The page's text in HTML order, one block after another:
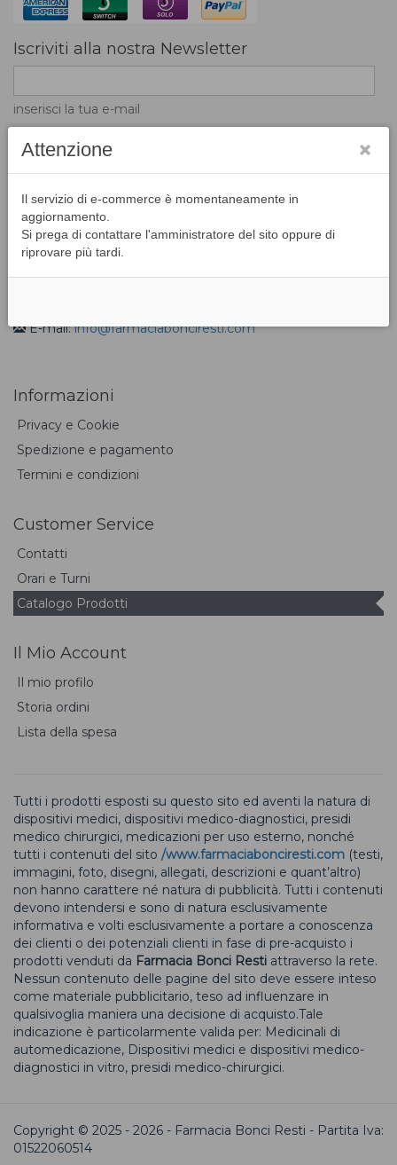
Iscriviti alla nostra Newsletter
inserisci la tua e-mail
registrazione indica la volontà di accettare la ricezione di
messaggi e news da parte del portale
E-mail:info@farmaciabonciresti.com
Informazioni
Privacy e Cookie
Spedizione e pagamento
Termini e condizioni
Customer Service
Contatti
Orari e Turni
Catalogo Prodotti
Il Mio Account
Il mio profilo
Storia ordini
Lista della spesa
Tutti i prodotti esposti su questo sito ed aventi la natura di
dispositivi medici, dispositivi medico-diagnostici, presidi
medico chirurgici, medicazioni per uso esterno, nonché
tutti i contenuti del sito /www.farmaciabonciresti.com (testi,
immagini, foto, disegni, allegati, descrizioni e quant’altro)
non hanno carattere né natura di pubblicità. Tutti i contenuti
devono intendersi e sono di natura esclusivamente
informativa e volti esclusivamente a portare a conoscenza
dei clienti o dei potenziali clienti in fase di pre-acquisto i
prodotti venduti da Farmacia Bonci Resti attraverso la rete.
Nessun contenuto delle pagine del sito deve essere inteso
come materiale pubblicitario, teso ad influenzare in
qualsivoglia maniera una decisione di acquisto.Tale
indicazione è particolarmente valida per: Medicinali di
automedicazione, Dispositivi medici e dispositivi medico-
diagnostici in vitro, presidi medico-chirurgici.
Copyright © 2025 - 2026 - Farmacia Bonci Resti - Partita Iva:
01522060514
Attenzione
Il servizio di e-commerce è momentaneamente in
aggiornamento.
Si prega di contattare l'amministratore del sito oppure di
riprovare più tardi.